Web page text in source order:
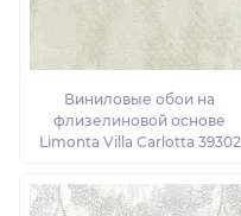
Виниловые обои на
флизелиновой основе
Limonta Villa Carlotta 39302